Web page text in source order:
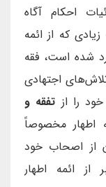
احکام آگاه
كه از ائمه
شده است، فقه
اجتهادى
را از تفقه و
اطهار مخصوصاً
از اصحاب خود
از ائمه اطهار